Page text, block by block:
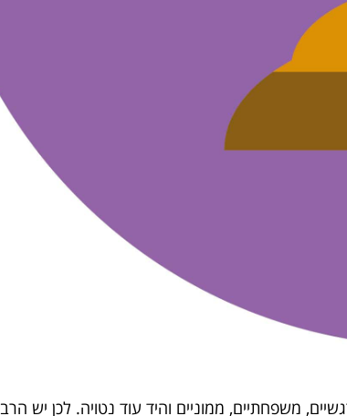
משפחתיים, ממוניים והיד עוד נטויה. לכן יש